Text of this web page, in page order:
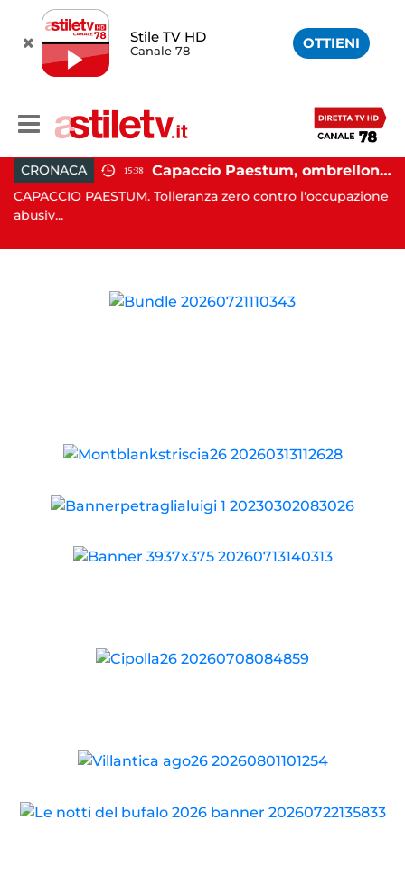
Stile TV HD
Canale 78 OTTIENI
CRONACA 15:38 Capaccio Paestum, ombrellone selvaggio: blitz della Municipale, sgomberate tutte le spiagge libere
CAPACCIO PAESTUM. Tolleranza zero contro l'occupazione
abusiv...